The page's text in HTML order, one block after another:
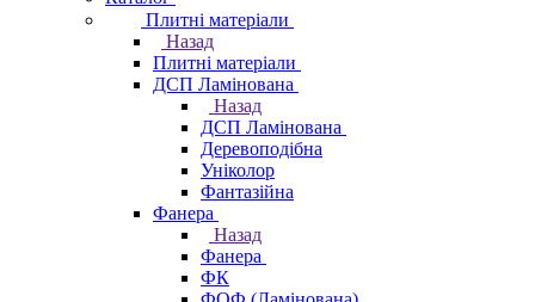
Плитні матеріали
Назад
Плитні матеріали
ДСП Ламінована
Назад
ДСП Ламінована
Деревоподібна
Уніколор
Фантазійна
Фанера
Назад
Фанера
ФК